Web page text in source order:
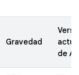
Gravedad
de